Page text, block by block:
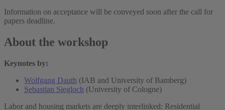
Information on acceptance will be conveyed soon after the call for
papers deadline.
About the workshop
Keynotes by:
Wolfgang Dauth (IAB and University of Bamberg)
Sebastian Siegloch (University of Cologne)
Labor and housing markets are deeply interlinked: Residential